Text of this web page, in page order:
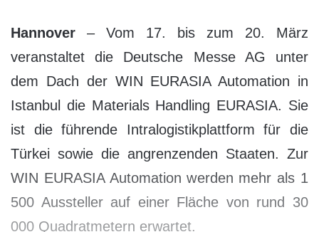
Hannover – Vom 17. bis zum 20. März
veranstaltet die Deutsche Messe AG unter
dem Dach der WIN EURASIA Automation in
Istanbul die Materials Handling EURASIA. Sie
ist die führende Intralogistikplattform für die
Türkei sowie die angrenzenden Staaten. Zur
WIN EURASIA Automation werden mehr als 1
500 Aussteller auf einer Fläche von rund 30
000 Quadratmetern erwartet.